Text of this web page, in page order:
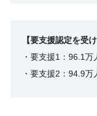
【要支援認定を受
・要支援1：96.1万
・要支援2：94.9万